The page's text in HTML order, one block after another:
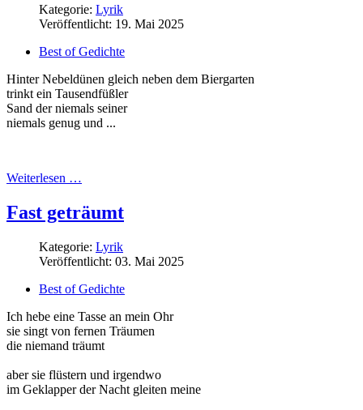
Kategorie: Lyrik
Veröffentlicht: 19. Mai 2025
Best of Gedichte
Hinter Nebeldünen gleich neben dem Biergarten
trinkt ein Tausendfüßler
Sand der niemals seiner
niemals genug und ...
Weiterlesen …
Fast geträumt
Kategorie: Lyrik
Veröffentlicht: 03. Mai 2025
Best of Gedichte
Ich hebe eine Tasse an mein Ohr
sie singt von fernen Träumen
die niemand träumt
aber sie flüstern und irgendwo
im Geklapper der Nacht gleiten meine